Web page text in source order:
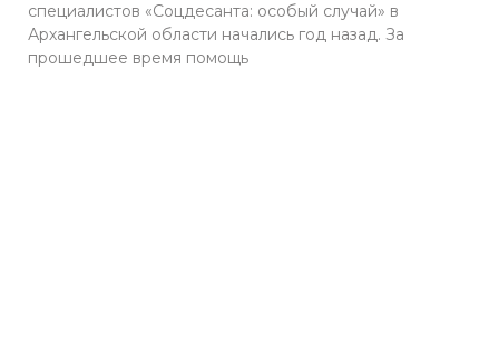
специалистов «Соцдесанта: особый случай» в
Архангельской области начались год назад. За
прошедшее время помощь